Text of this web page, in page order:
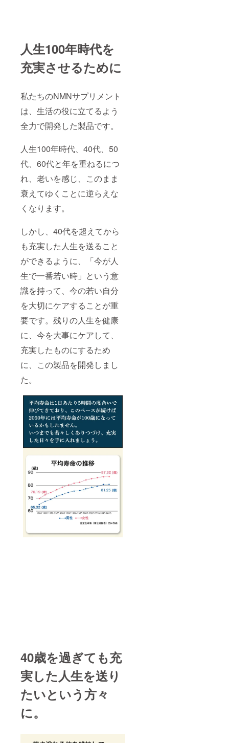
人生100年時代を
充実させるために
私たちのNMNサプリメント
は、生活の役に立てるよう
全力で開発した製品です。
人生100年時代、40代、50
代、60代と年を重ねるにつ
れ、老いを感じ、このまま
衰えてゆくことに逆らえな
くなります。
しかし、40代を超えてから
も充実した人生を送ること
ができるように、「今が人
生で一番若い時」という意
識を持って、今の若い自分
を大切にケアすることが重
要です。残りの人生を健康
に、今を大事にケアして、
充実したものにするため
に、この製品を開発しまし
た。
40歳を過ぎても充
実した人生を送り
たいという方々
に。